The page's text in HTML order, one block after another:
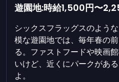
遊園地:時給1,500円〜
シックスフラッグスのよう
模な遊園地では、毎年春の
る。ファストフードや映画
いけど、近くにパークがあ
よ。